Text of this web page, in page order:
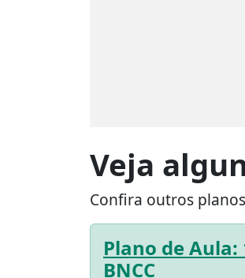
Veja
Confira outros
Plano de
BNCC